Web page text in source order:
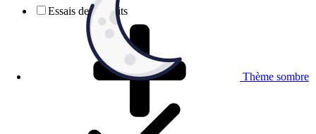
Thème sombre
Essais de produits